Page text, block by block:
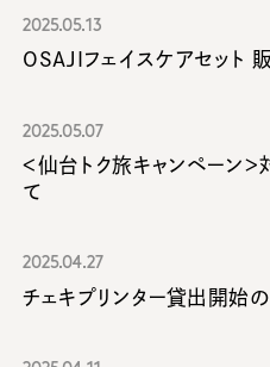
2025.05.13
OSAJIフェイスケアセット
2025.05.07
＜仙台トク旅キャンペーン
て
2025.04.27
チェキプリンター貸出開始